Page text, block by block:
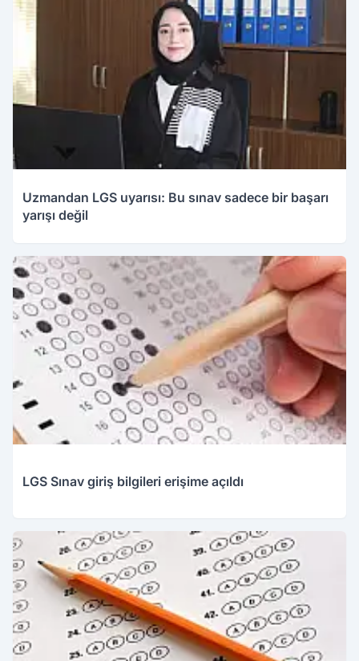
Uzmandan LGS uyarısı: Bu sınav sadece bir başarı
yarışı değil
LGS Sınav giriş bilgileri erişime açıldı